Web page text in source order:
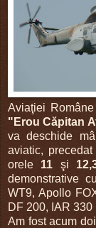
Aviaţiei
"Erou Căpitan
va deschide
aviatic,
orele 11 şi
demonstrative
WT9, Apollo
DF 200, IAR
Am fost acum